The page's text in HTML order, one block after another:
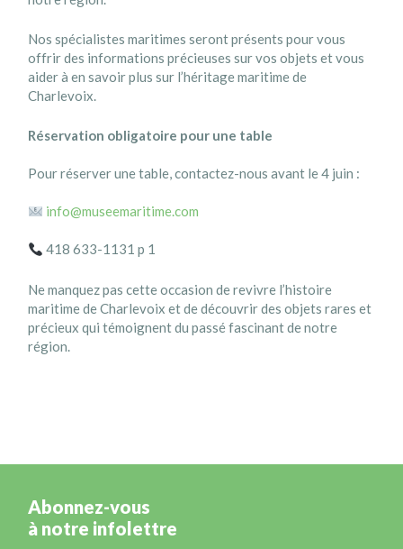
Nos spécialistes maritimes seront présents pour vous
offrir des informations précieuses sur vos objets et vous
aider à en savoir plus sur l’héritage maritime de
Charlevoix.
Réservation obligatoire pour une table
Pour réserver une table, contactez-nous avant le 4 juin :
info@museemaritime.com
418 633-1131 p 1
Ne manquez pas cette occasion de revivre l’histoire
maritime de Charlevoix et de découvrir des objets rares et
précieux qui témoignent du passé fascinant de notre
région.
Abonnez-vous
à notre infolettre